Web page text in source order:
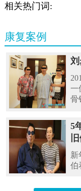
相关热门词:
康复案例
一
骨
5
新
伯